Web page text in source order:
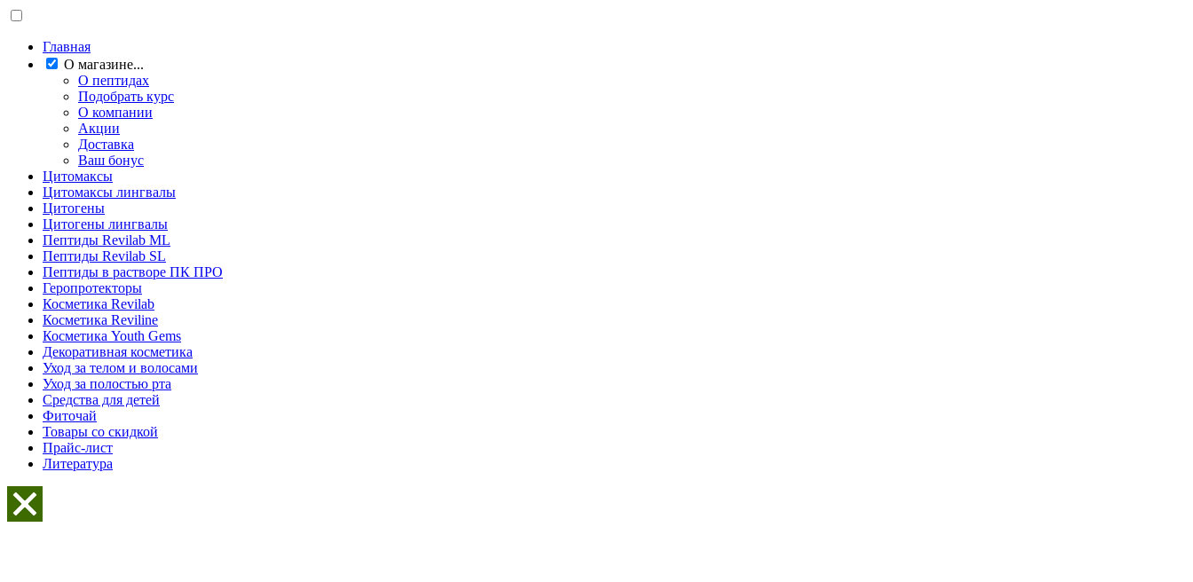
Главная
О магазине...
О пептидах
Подобрать курс
О компании
Акции
Доставка
Ваш бонус
Цитомаксы
Цитомаксы лингвалы
Цитогены
Цитогены лингвалы
Пептиды Revilab ML
Пептиды Revilab SL
Пептиды в растворе ПК ПРО
Геропротекторы
Косметика Revilab
Косметика Reviline
Косметика Youth Gems
Декоративная косметика
Уход за телом и волосами
Уход за полостью рта
Средства для детей
Фиточай
Товары со скидкой
Прайс-лист
Литература